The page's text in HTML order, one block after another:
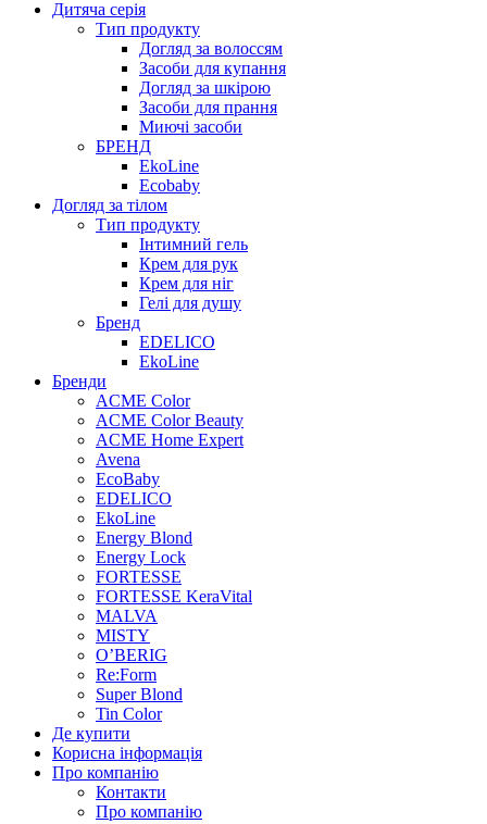
Дитяча серія
Тип продукту
Догляд за волоссям
Засоби для купання
Догляд за шкірою
Засоби для прання
Миючі засоби
БРЕНД
EkoLine
Ecobaby
Догляд за тілом
Тип продукту
Інтимний гель
Крем для рук
Крем для ніг
Гелі для душу
Бренд
EDELICO
EkoLine
Бренди
ACME Color
ACME Color Beauty
ACME Home Expert
Avena
EcoBaby
EDELICO
EkoLine
Energy Blond
Energy Lock
FORTESSE
FORTESSE KeraVital
MALVA
MISTY
O’BERIG
Re:Form
Super Blond
Tin Color
Де купити
Корисна інформація
Про компанію
Контакти
Про компанію